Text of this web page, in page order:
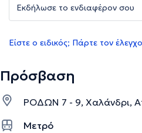
Εκδήλωσε το ενδιαφέρον σου
Είστε ο ειδικός; Πάρτε τον
Πρόσβαση
ΡΟΔΩΝ 7 - 9, Χαλάνδρι,
Μετρό